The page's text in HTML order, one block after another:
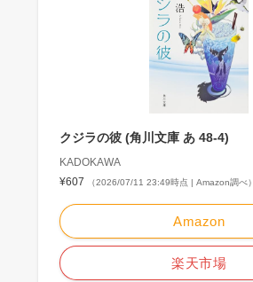
クジラの彼 (角川文庫 あ 48-4)
KADOKAWA
¥607
（2026/07/11 23:49時点 | Amazon調べ）
Amazon
楽天市場